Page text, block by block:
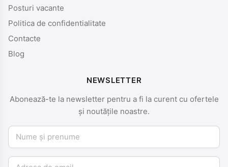
Posturi vacante
Politica de confidentialitate
Contacte
Blog
NEWSLETTER
Abonează-te la newsletter pentru a fi la curent cu ofertele
și noutățile noastre.
Nume și prenume
Email